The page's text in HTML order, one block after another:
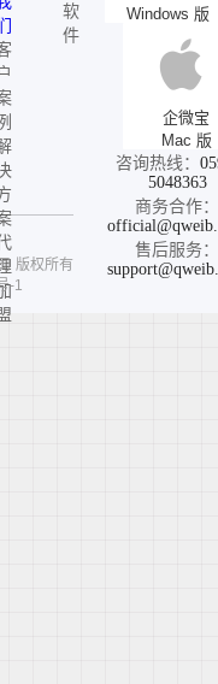
软
件
Windows 版
企微宝
Mac 版
咨询热线：
5048363
商务合作：
售后服务：
版权所有
-1